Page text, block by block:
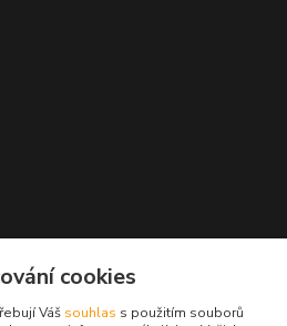
cookies
Váš souhlas s použitím souborů